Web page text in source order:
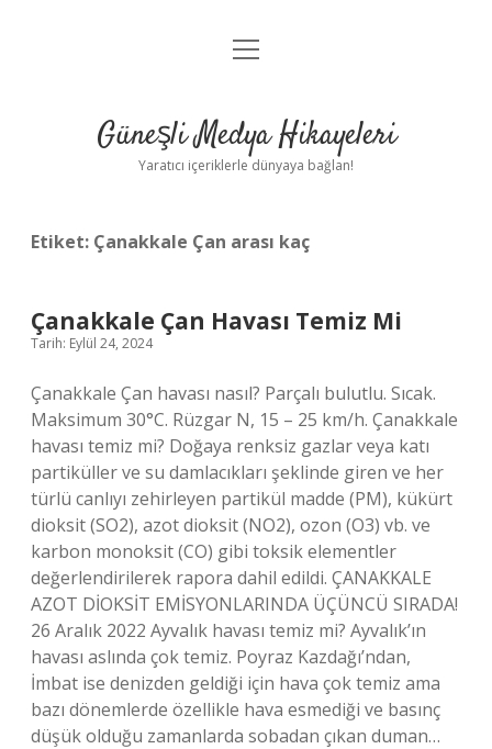
Anasayfa
Yasal Uyarı
menüyü
Güneşli Medya Hikayeleri
Yaratıcı içeriklerle dünyaya bağlan!
Etiket: Çanakkale Çan arası kaç
Çanakkale Çan Havası Temiz Mi
Tarih: Eylül 24, 2024
Çanakkale Çan havası nasıl? Parçalı bulutlu. Sıcak.
Maksimum 30°C. Rüzgar N, 15 – 25 km/h. Çanakkale
havası temiz mi? Doğaya renksiz gazlar veya katı
partiküller ve su damlacıkları şeklinde giren ve her
türlü canlıyı zehirleyen partikül madde (PM), kükürt
dioksit (SO2), azot dioksit (NO2), ozon (O3) vb. ve
karbon monoksit (CO) gibi toksik elementler
değerlendirilerek rapora dahil edildi. ÇANAKKALE
AZOT DİOKSİT EMİSYONLARINDA ÜÇÜNCÜ SIRADA!
26 Aralık 2022 Ayvalık havası temiz mi? Ayvalık’ın
havası aslında çok temiz. Poyraz Kazdağı’ndan,
İmbat ise denizden geldiği için hava çok temiz ama
bazı dönemlerde özellikle hava esmediği ve basınç
düşük olduğu zamanlarda sobadan çıkan duman…